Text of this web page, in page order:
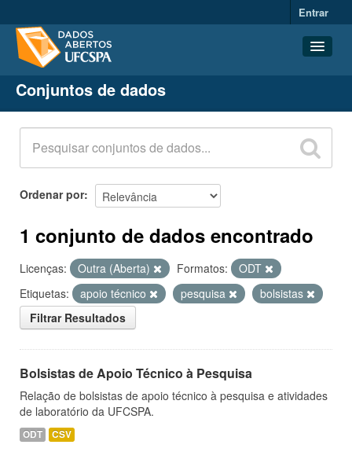
Entrar
Conjuntos de dados
Organizações
Grupos
Sobre
Conjuntos de dados
Ordenar por
1 conjunto de dados encontrado
Licenças: Outra (Aberta) Formatos:
ODT
Etiquetas:
apoio técnico pesquisa
bolsistas
Filtrar Resultados
Bolsistas de Apoio Técnico à Pesquisa
Relação de bolsistas de apoio técnico à pesquisa e atividades
de laboratório da UFCSPA.
ODT CSV